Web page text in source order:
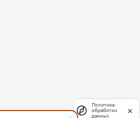
Политика
обработки
данных